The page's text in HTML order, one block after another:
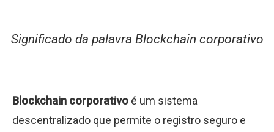
Significado da palavra Blockchain corporativo
Blockchain corporativo é um sistema
descentralizado que permite o registro seguro e